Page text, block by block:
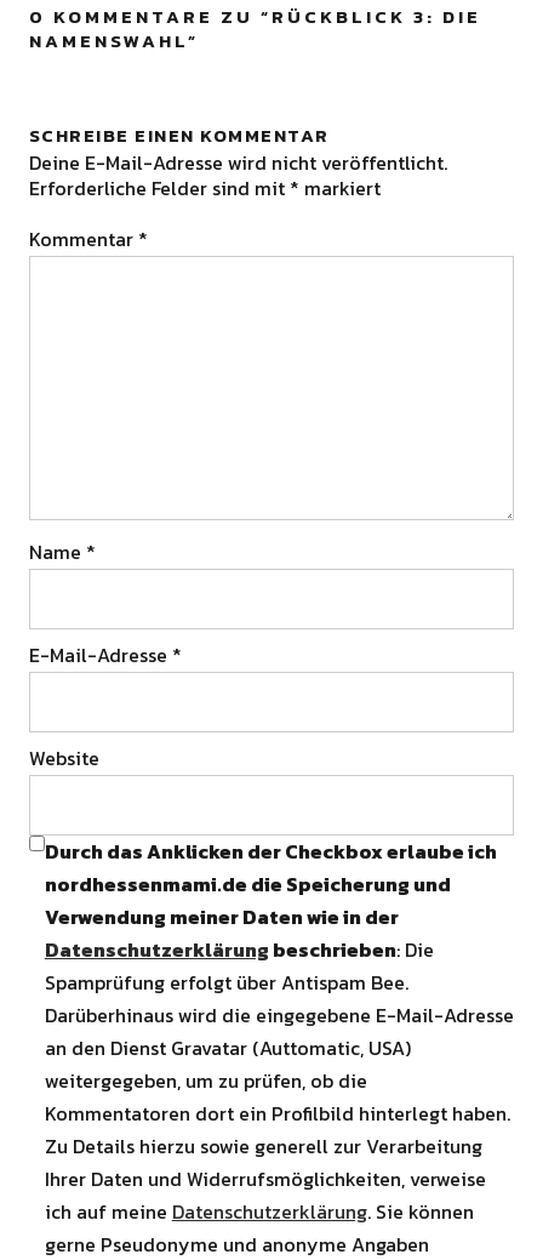
0 KOMMENTARE ZU “RÜCKBLICK 3: DIE
NAMENSWAHL”
SCHREIBE EINEN KOMMENTAR
Deine E-Mail-Adresse wird nicht veröffentlicht.
Erforderliche Felder sind mit * markiert
Kommentar *
Name *
E-Mail-Adresse *
Website
Durch das Anklicken der Checkbox erlaube ich
nordhessenmami.de die Speicherung und
Verwendung meiner Daten wie in der
Datenschutzerklärung beschrieben: Die
Spamprüfung erfolgt über Antispam Bee.
Darüberhinaus wird die eingegebene E-Mail-Adresse
an den Dienst Gravatar (Auttomatic, USA)
weitergegeben, um zu prüfen, ob die
Kommentatoren dort ein Profilbild hinterlegt haben.
Zu Details hierzu sowie generell zur Verarbeitung
Ihrer Daten und Widerrufsmöglichkeiten, verweise
ich auf meine Datenschutzerklärung. Sie können
gerne Pseudonyme und anonyme Angaben